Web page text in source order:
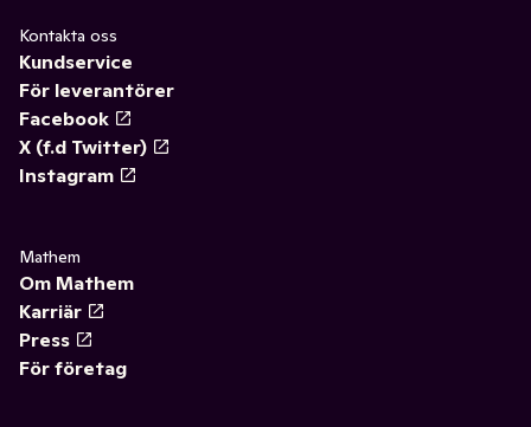
Kontakta oss
Kundservice
För leverantörer
Facebook
X (f.d Twitter)
Instagram
Mathem
Om Mathem
Karriär
Press
För företag